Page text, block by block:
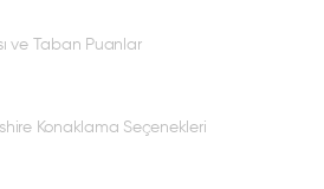
ve Taban Puanlar
Konaklama Seçenekleri